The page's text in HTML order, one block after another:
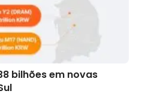
bilhões em novas